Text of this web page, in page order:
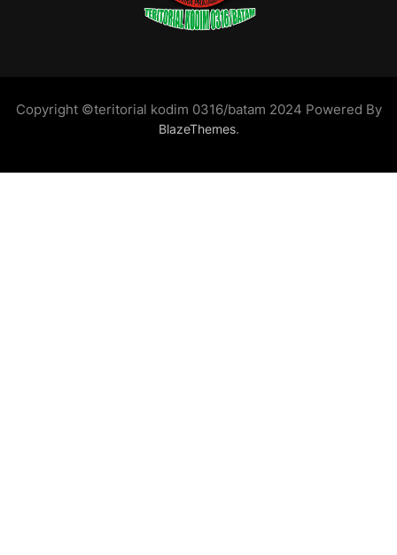
Copyright ©teritorial kodim 0316/batam 2024 Powered By
BlazeThemes.